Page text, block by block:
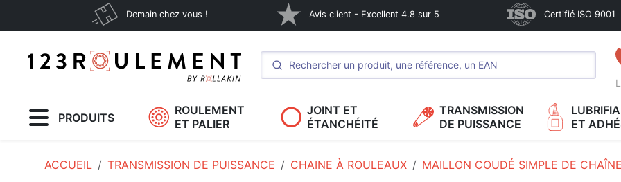
Demain chez vous ! Avis client - Excellent 4.8 sur 5 Certifié ISO 9001
PRODUITS
ROULEMENT
ET PALIER
JOINT ET
ÉTANCHÉITÉ
TRANSMISSION
DE PUISSANCE
ET
ACCUEIL TRANSMISSION DE PUISSANCE CHAINE À ROULEAUX MAILLON COUDÉ SIMPLE DE